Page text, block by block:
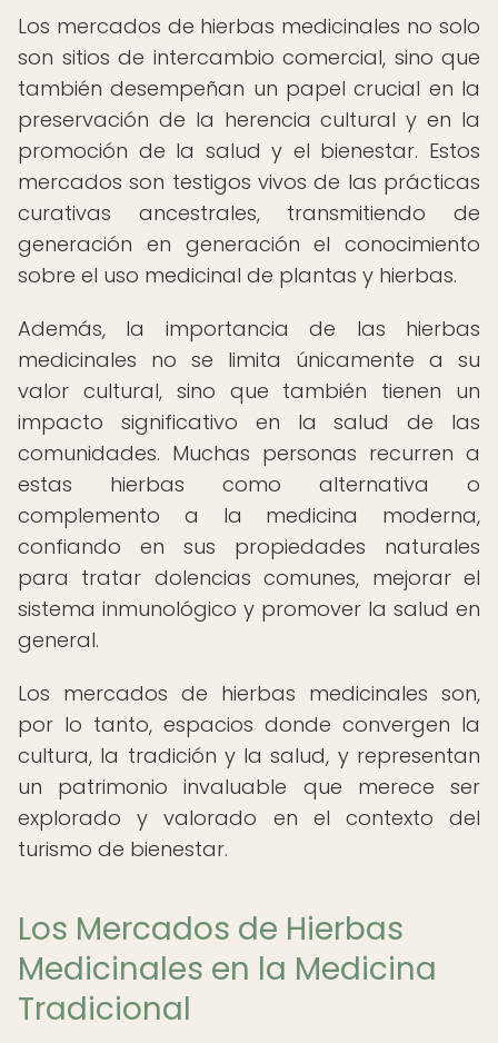
Los mercados de hierbas medicinales no solo
son sitios de intercambio comercial, sino que
también desempeñan un papel crucial en la
preservación de la herencia cultural y en la
promoción de la salud y el bienestar. Estos
mercados son testigos vivos de las prácticas
curativas ancestrales, transmitiendo de
generación en generación el conocimiento
sobre el uso medicinal de plantas y hierbas.
Además, la importancia de las hierbas
medicinales no se limita únicamente a su
valor cultural, sino que también tienen un
impacto significativo en la salud de las
comunidades. Muchas personas recurren a
estas hierbas como alternativa o
complemento a la medicina moderna,
confiando en sus propiedades naturales
para tratar dolencias comunes, mejorar el
sistema inmunológico y promover la salud en
general.
Los mercados de hierbas medicinales son,
por lo tanto, espacios donde convergen la
cultura, la tradición y la salud, y representan
un patrimonio invaluable que merece ser
explorado y valorado en el contexto del
turismo de bienestar.
Los Mercados de Hierbas
Medicinales en la Medicina
Tradicional